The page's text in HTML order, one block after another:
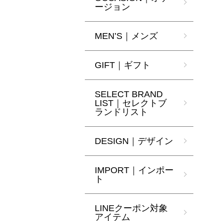
ージョン
MEN’S｜メンズ
GIFT｜ギフト
SELECT BRAND
LIST｜セレクトブ
ランドリスト
DESIGN｜デザイン
IMPORT｜インポー
ト
LINEクーポン対象
アイテム